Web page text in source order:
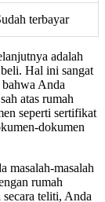
terbayar
adalah
Hal ini sangat
Anda
atas rumah
seperti sertifikat
dokumen
masalah-masalah
rumah
teliti, Anda